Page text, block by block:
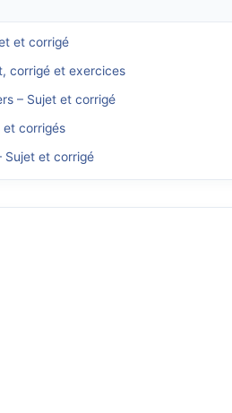
et corrigé
corrigé et exercices
– Sujet et corrigé
et corrigés
Sujet et corrigé